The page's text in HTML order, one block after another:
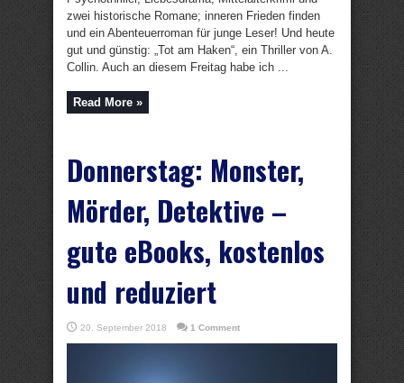
zwei historische Romane; inneren Frieden finden
und ein Abenteuerroman für junge Leser! Und heute
gut und günstig: „Tot am Haken“, ein Thriller von A.
Collin. Auch an diesem Freitag habe ich ...
Read More »
Donnerstag: Monster,
Mörder, Detektive –
gute eBooks, kostenlos
und reduziert
20. September 2018 1 Comment